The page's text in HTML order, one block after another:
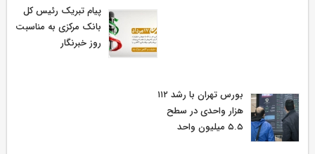
پیام تبریک رئیس کل
بانک مرکزی به مناسبت
روز خبرنگار
بورس تهران با رشد ۱۱۲
هزار واحدی در سطح
۵.۵ میلیون واحد